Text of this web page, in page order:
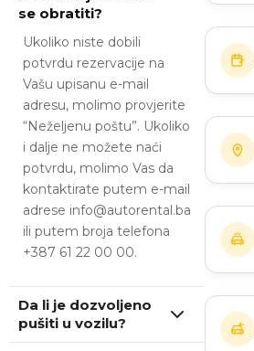
se obratiti?
Ukoliko niste dobili
potvrdu rezervacije na
Vašu upisanu e-mail
adresu, molimo provjerite
“Neželjenu poštu”. Ukoliko
i dalje ne možete naći
potvrdu, molimo Vas da
kontaktirate putem e-mail
adrese info@autorental.ba
ili putem broja telefona
+387 61 22 00 00.
Da li je dozvoljeno
pušiti u vozilu?